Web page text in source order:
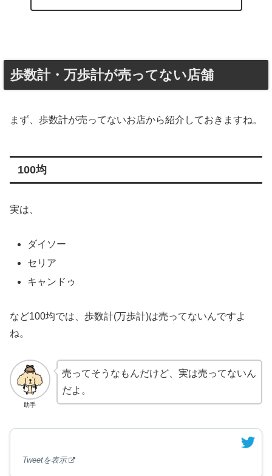
歩数計・万歩計が売ってない店舗
まず、歩数計が売ってないお店から紹介しておきますね。
100均
実は、
ダイソー
セリア
キャンドゥ
など100均では、歩数計(万歩計)は売ってないんですよ
ね。
助手
売ってそうなもんだけど、実は売ってないん
だよ。
Tweetを表示